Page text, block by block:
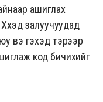
ашиглах
залуучуудад
вэ гэхэд тэрээр
код бичихийг